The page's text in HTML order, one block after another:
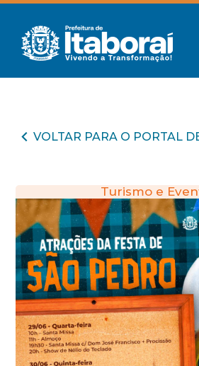
VOLTAR PARA O PORTAL
Turismo e